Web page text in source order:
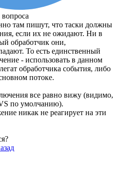
там пишут, что таски должны
если их не ожидают. Ни в
обработчик они,
То есть единственный
- использовать в данном
обработчика события, либо
потоке.
все равно вижу (видимо,
VS по умолчанию).
никак не реагирует на эти